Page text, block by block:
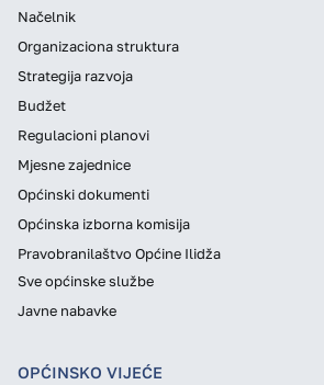
Načelnik
Organizaciona struktura
Strategija razvoja
Budžet
Regulacioni planovi
Mjesne zajednice
Općinski dokumenti
Općinska izborna komisija
Pravobranilaštvo Općine Ilidža
Sve općinske službe
Javne nabavke
OPĆINSKO VIJEĆE